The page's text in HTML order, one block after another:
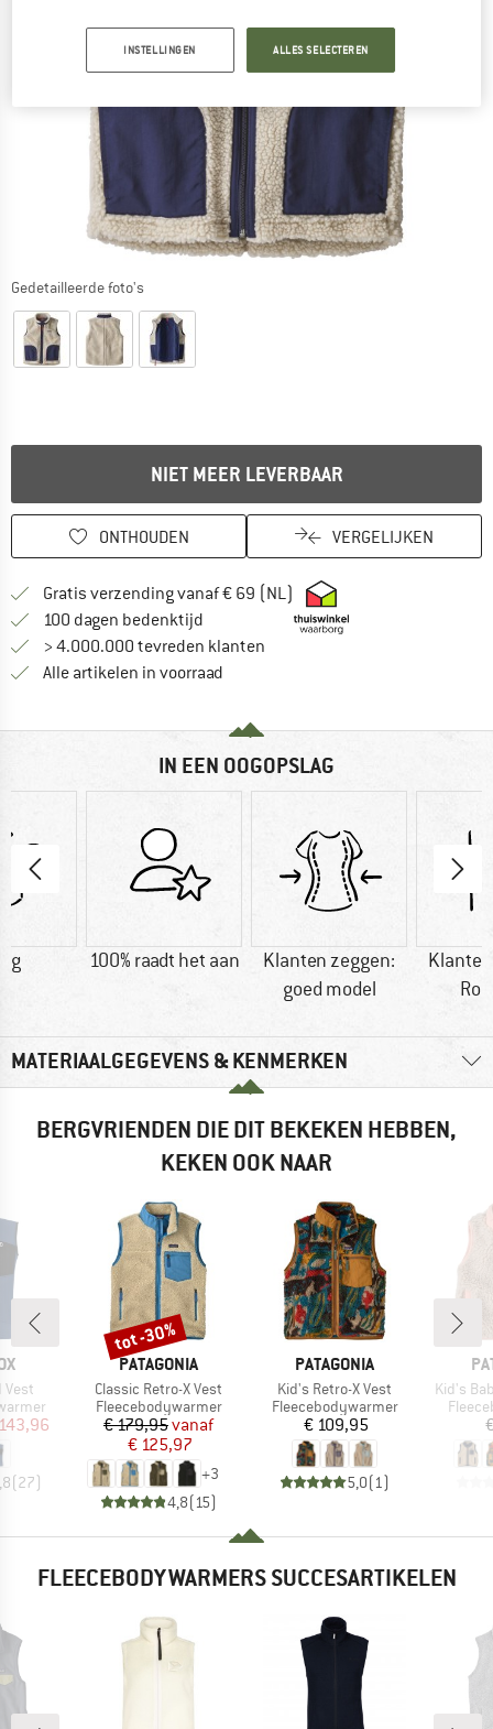
Gedetailleerde foto's
NIET MEER LEVERBAAR
ONTHOUDEN VERGELIJKEN
Gratis verzending vanaf € 69 (NL) Vind hier de
100 dagen bedenktijd Vind de betalingsinformatie hier!
> 4.000.000 tevreden klanten
Alle artikelen in voorraad
IN EEN OOGOPSLAG
g 100% raadt het aan
Klanten zeggen:
goed model
MATERIAALGEGEVENS & KENMERKEN
BERGVRIENDEN DIE DIT BEKEKEN HEBBEN,
KEKEN OOK NAAR
Vest
prijs
(27)
MERK
PATAGONIA
Artikel
Classic Retro-X Vest
Productgroep
Fleecebodywarmer
Prijs
€ 179,95Verlaagde prijs
vanaf
€ 125,97
+3
4,8(15)
Korting
tot -30%
MERK
PATAGONIA
Artikel
Kid's Retro-X Vest
Productgroep
Fleecebodywarmer
Prijs
€ 109,95
5,0(1 )
Artikel
Kid's
FLEECEBODYWARMERS SUCCESARTIKELEN
INSTELLINGEN ALLES SELECTEREN